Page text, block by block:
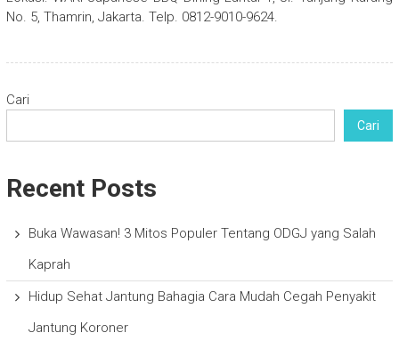
No. 5, Thamrin, Jakarta. Telp. 0812-9010-9624.
Cari
Cari
Recent Posts
Buka Wawasan! 3 Mitos Populer Tentang ODGJ yang Salah
Kaprah
Hidup Sehat Jantung Bahagia Cara Mudah Cegah Penyakit
Jantung Koroner